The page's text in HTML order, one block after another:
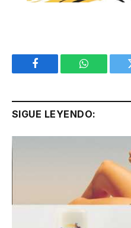
Facebook WhatsApp
SIGUE LEYENDO: